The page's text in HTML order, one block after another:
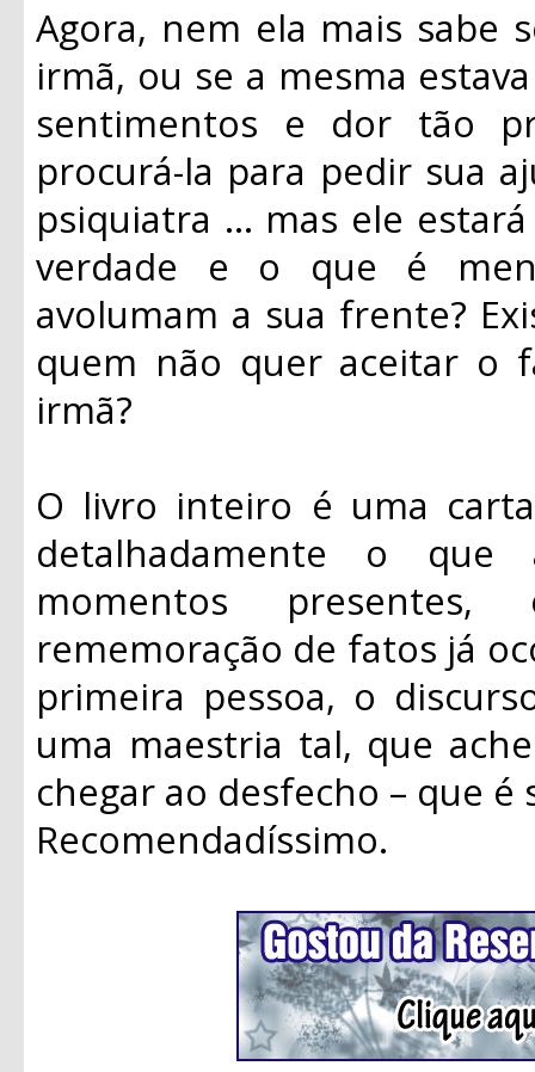
Agora, nem ela mais sabe
irmã, ou se a mesma
sentimentos e dor tão
procurá-la para pedir sua
psiquiatra ... mas ele
verdade e o que é
avolumam a sua frente?
quem não quer aceitar o
irmã?
O livro inteiro é uma
detalhadamente o que
momentos
rememoração de fatos já
primeira pessoa, o
uma maestria tal, que
chegar ao desfecho – que
Recomendadíssimo.